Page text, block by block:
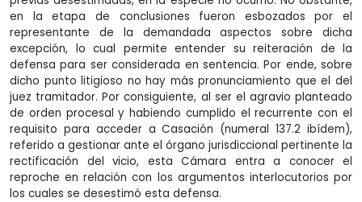
en la etapa de conclusiones fueron esbozados por el
representante de la demandada aspectos sobre dicha
excepción, lo cual permite entender su reiteración de la
defensa para ser considerada en sentencia. Por ende, sobre
dicho punto litigioso no hay más pronunciamiento que el del
juez tramitador. Por consiguiente, al ser el agravio planteado
de orden procesal y habiendo cumplido el recurrente con el
requisito para acceder a Casación (numeral 137.2 ibídem),
referido a gestionar ante el órgano jurisdiccional pertinente la
rectificación del vicio, esta Cámara entra a conocer el
reproche en relación con los argumentos interlocutorios por
los cuales se desestimó esta defensa.